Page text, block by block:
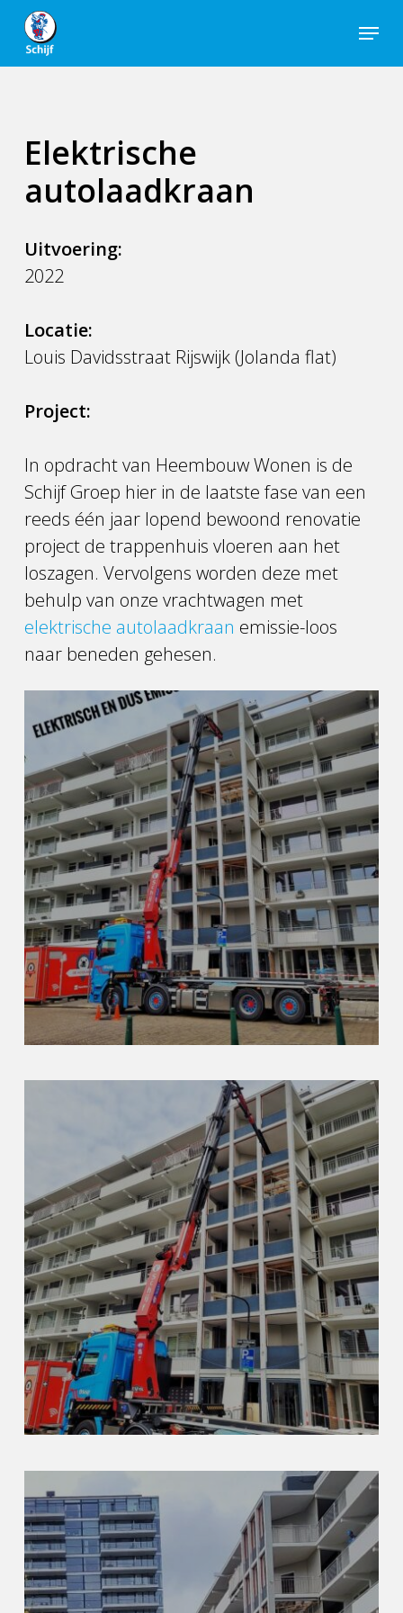
Skip
main
Menu
Elektrische
autolaadkraan
Uitvoering:
2022
Locatie:
Louis Davidsstraat Rijswijk (Jolanda flat)
Project:
In opdracht van Heembouw Wonen is de
Schijf Groep hier in de laatste fase van een
reeds één jaar lopend bewoond renovatie
project de trappenhuis vloeren aan het
loszagen. Vervolgens worden deze met
behulp van onze vrachtwagen met
elektrische autolaadkraan emissie-loos
naar beneden gehesen.